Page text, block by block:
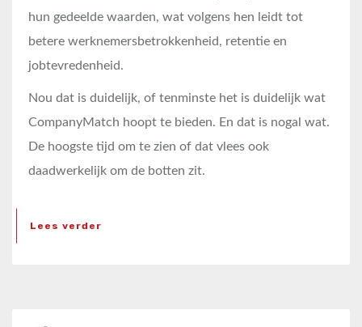
hun gedeelde waarden, wat volgens hen leidt tot
betere werknemersbetrokkenheid, retentie en
jobtevredenheid.
Nou dat is duidelijk, of tenminste het is duidelijk wat
CompanyMatch hoopt te bieden. En dat is nogal wat.
De hoogste tijd om te zien of dat vlees ook
daadwerkelijk om de botten zit.
Lees verder